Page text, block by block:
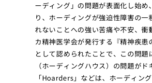
ーディング」の問題が表面化し始
り、ホーディングが強迫性障害の
れないことへの強い苦痛や不安、
カ精神医学会が発行する『精神疾
として認められたことで、この問
（ホーディングハウス）の問題が
「Hoarders」などは、ホーディン